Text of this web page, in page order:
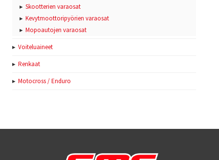
Skootterien varaosat
Kevytmoottoripyörien varaosat
Mopoautojen varaosat
Voiteluaineet
Renkaat
Motocross / Enduro